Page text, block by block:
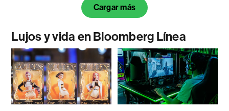
Cargar más
Lujos y vida en Bloomberg Línea